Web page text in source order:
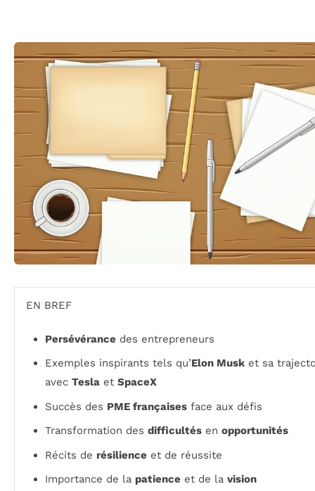
EN BREF
Persévérance des entrepreneurs
Exemples inspirants tels qu’Elon Musk et sa
avec Tesla et SpaceX
Succès des PME françaises face aux défis
Transformation des difficultés en opportunités
Récits de résilience et de réussite
Importance de la patience et de la vision